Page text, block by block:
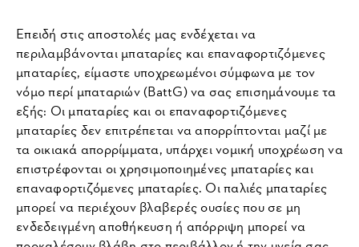
Επειδή στις αποστολές μας ενδέχεται να
περιλαμβάνονται μπαταρίες και επαναφορτιζόμενες
μπαταρίες, είμαστε υποχρεωμένοι σύμφωνα με τον
νόμο περί μπαταριών (BattG) να σας επισημάνουμε τα
εξής: Οι μπαταρίες και οι επαναφορτιζόμενες
μπαταρίες δεν επιτρέπεται να απορρίπτονται μαζί με
τα οικιακά απορρίμματα, υπάρχει νομική υποχρέωση να
επιστρέφονται οι χρησιμοποιημένες μπαταρίες και
επαναφορτιζόμενες μπαταρίες. Οι παλιές μπαταρίες
μπορεί να περιέχουν βλαβερές ουσίες που σε μη
ενδεδειγμένη αποθήκευση ή απόρριψη μπορεί να